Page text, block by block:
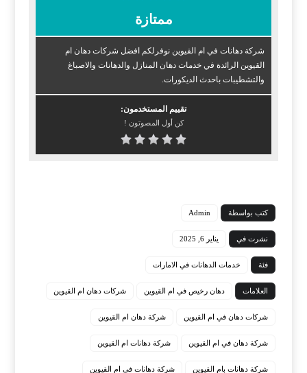
ممتازة
شركة دهانات في ام القيوين نوفرلكم افضل شركات دهان ام
القيوين الرائدة في خدمات دهان المنازل والدهانات والاصباغ
والتشطيبات باحدث الديكورات.
تقييم المستخدمون:
كن أول المصوتون !
كتب بواسطة Admin
نشرت في يناير 6, 2025
فئة خدمات الدهانات في الامارات
العلامات دهان رخيص في ام القيوين شركات دهان ام القيوين
شركات دهان في ام القيوين شركة دهان ام القيوين
شركة دهان في ام القيوين شركة دهانات ام القيوين
شركة دهانات بام القيوين شركة دهانات في ام القيوين